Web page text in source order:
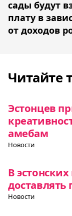
сады будут
плату в
от доходов
Читайте
Эстонцев
амебам
Новости
В
доставлять
Новости